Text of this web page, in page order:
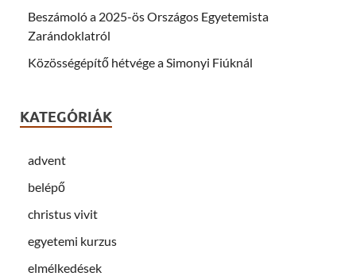
Beszámoló a 2025-ös Országos Egyetemista
Zarándoklatról
Közösségépítő hétvége a Simonyi Fiúknál
KATEGÓRIÁK
advent
belépő
christus vivit
egyetemi kurzus
elmélkedések